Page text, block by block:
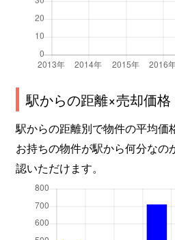
駅からの距離×売却価格
駅からの距離別で物件の平均価
お持ちの物件が駅から何分なの
認いただけます。